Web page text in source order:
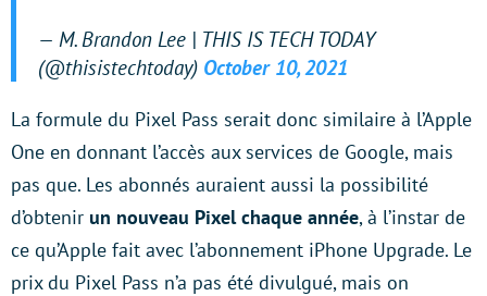
— M. Brandon Lee | THIS IS TECH TODAY
(@thisistechtoday) October 10, 2021
La formule du Pixel Pass serait donc similaire à l’Apple
One en donnant l’accès aux services de Google, mais
pas que. Les abonnés auraient aussi la possibilité
d’obtenir un nouveau Pixel chaque année, à l’instar de
ce qu’Apple fait avec l’abonnement iPhone Upgrade. Le
prix du Pixel Pass n’a pas été divulgué, mais on